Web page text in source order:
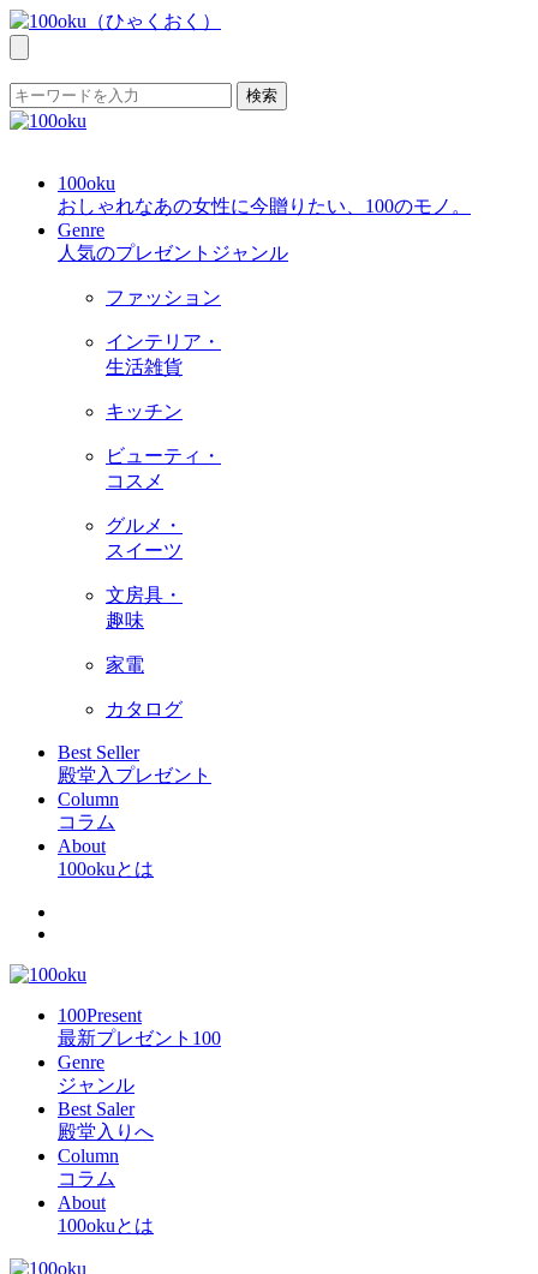
検索
100oku
おしゃれなあの女性に今贈りたい、100のモノ。
Genre
人気のプレゼントジャンル
ファッション
インテリア・
生活雑貨
キッチン
ビューティ・
コスメ
グルメ・
スイーツ
文房具・
趣味
家電
カタログ
Best Seller
殿堂入プレゼント
Column
コラム
About
100okuとは
100Present
最新プレゼント100
Genre
ジャンル
Best Saler
殿堂入りへ
Column
コラム
About
100okuとは